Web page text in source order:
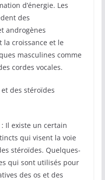
d’énergie. Les
des
androgènes
croissance et le
masculines comme
cordes vocales.
des stéroïdes
Il existe un certain
qui visent la voie
stéroïdes. Quelques-
qui sont utilisés pour
des os et des